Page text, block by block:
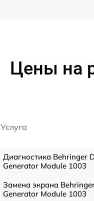
Цены на
Услуга
Диагностика Behringer
Generator Module 1003
Замена экрана
Generator Module 1003